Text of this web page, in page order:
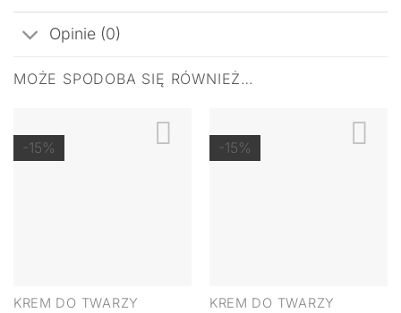
Opinie (0)
MOŻE SPODOBA SIĘ RÓWNIEŻ…
-15%
KREM DO TWARZY
-15%
KREM DO TWARZY